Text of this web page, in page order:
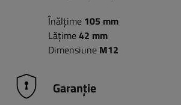
Înălțime 105 mm
Lățime42 mm
Dimensiune M12
Garanție